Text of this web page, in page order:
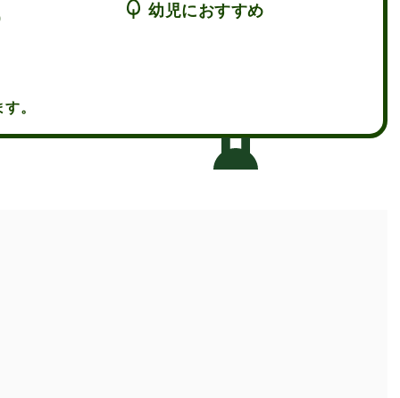
。
幼児におすすめ